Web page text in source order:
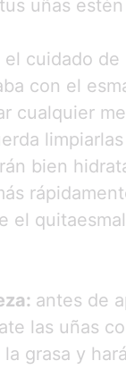
uñas
el cuidado de
con el
cualquier
bien
el
antes de
las uñas
la grasa y